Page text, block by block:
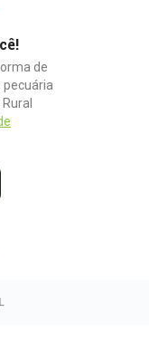
de
pecuária